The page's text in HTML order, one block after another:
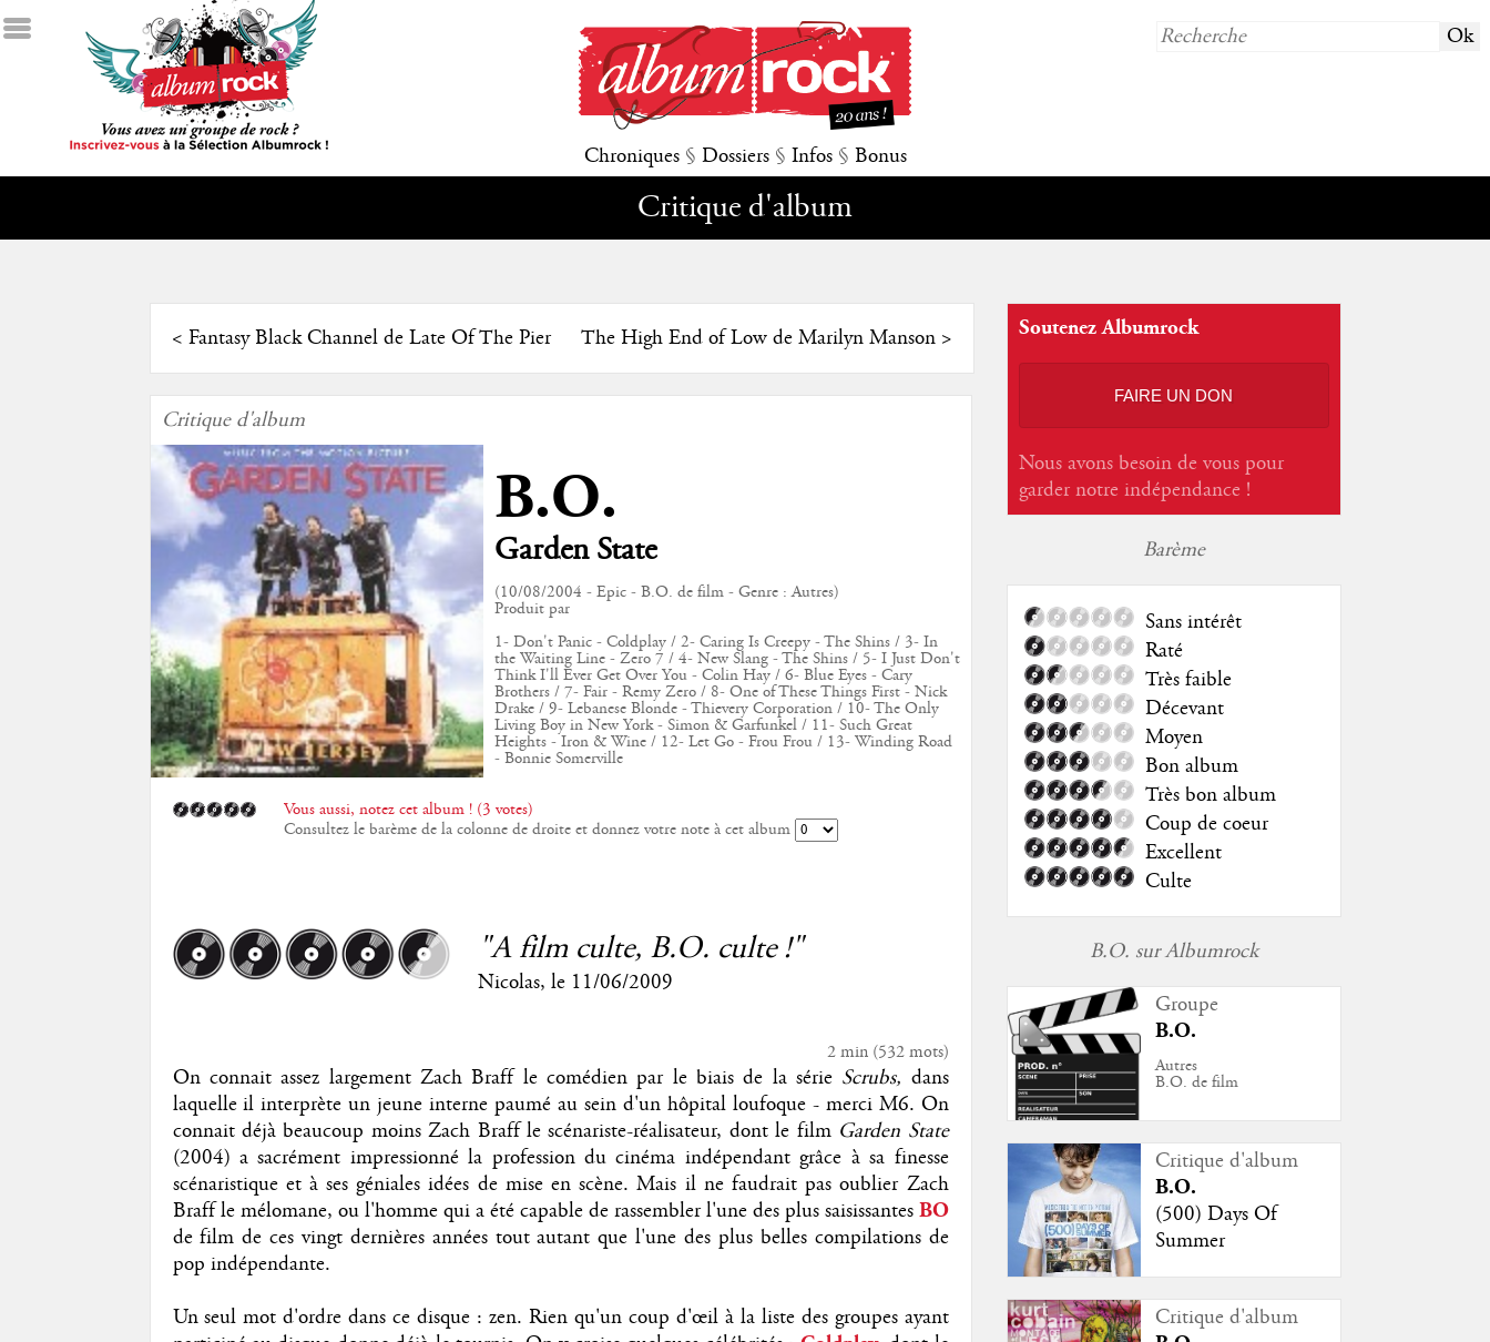
Chroniques § Dossiers § Infos § Bonus
Critique d'album
< Fantasy Black Channel de Late Of The Pier The High End of Low de Marilyn Manson>
Critique d'album
B.O.
Garden State
(10/08/2004 - Epic - B.O. de film - Genre : Autres)
Produit par
1- Don't Panic - Coldplay / 2- Caring Is Creepy - The Shins / 3- In
the Waiting Line - Zero 7 / 4- New Slang - The Shins / 5- I Just Don't
Think I'll Ever Get Over You - Colin Hay / 6- Blue Eyes - Cary
Brothers / 7- Fair - Remy Zero / 8- One of These Things First - Nick
Drake / 9- Lebanese Blonde - Thievery Corporation / 10- The Only
Living Boy in New York - Simon & Garfunkel / 11- Such Great
Heights - Iron & Wine / 12- Let Go - Frou Frou / 13- Winding Road
- Bonnie Somerville
Vous aussi, notez cet album ! (3 votes)
Consultez le barème de la colonne de droite et donnez votre note à cet album
"A film culte, B.O. culte !"
Nicolas, le 11/06/2009
2 min(532mots)
On connait assez largement Zach Braff le comédien par le biais de la série Scrubs, dans
laquelle il interprète un jeune interne paumé au sein d'un hôpital loufoque - merci M6. On
connait déjà beaucoup moins Zach Braff le scénariste-réalisateur, dont le film Garden State
(2004) a sacrément impressionné la profession du cinéma indépendant grâce à sa finesse
scénaristique et à ses géniales idées de mise en scène. Mais il ne faudrait pas oublier Zach
Braff le mélomane, ou l'homme qui a été capable de rassembler l'une des plus saisissantesBO
de film de ces vingt dernières années tout autant que l'une des plus belles compilations de
pop indépendante.
Un seul mot d'ordre dans ce disque : zen. Rien qu'un coup d'œil à la liste des groupes ayant
Soutenez Albumrock
FAIRE UN DON
Nous avons besoin de vous pour
garder notre indépendance !
Barème
Sans intérêt
Raté
Très faible
Décevant
Moyen
Bon album
Très bon album
Coup de coeur
Excellent
Culte
B.O. sur Albumrock
Groupe
B.O.
Autres
B.O. de film
Critique d'album
B.O.
(500) Days Of
Summer
Critique d'album